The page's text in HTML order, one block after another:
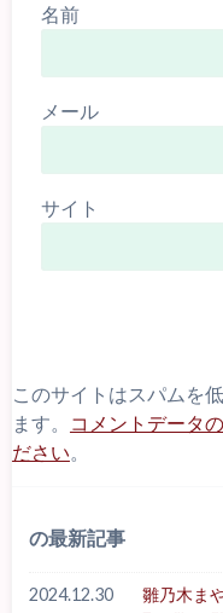
名前
メール
サイト
このサイトはスパムを
ます。
コメントデータ
ださい
の最新記事
2024.12.30
雛乃木ま